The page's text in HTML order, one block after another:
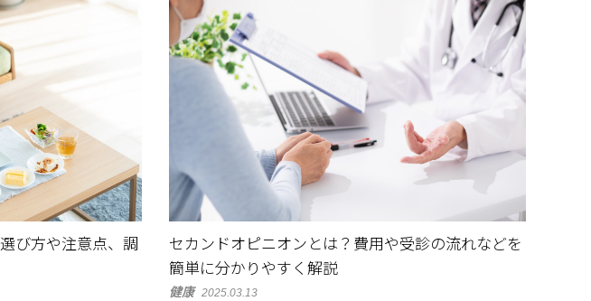
び方や注意点、調
セカンドオピニオンとは？費用や受診の流れなどを
簡単に分かりやすく解説
健康 2025.03.13